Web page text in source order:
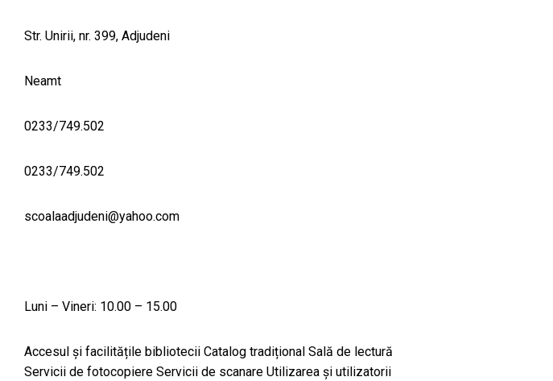
Str. Unirii, nr. 399, Adjudeni
Neamt
0233/749.502
0233/749.502
scoalaadjudeni@yahoo.com
Luni – Vineri: 10.00 – 15.00
Accesul și facilitățile bibliotecii Catalog tradițional Sală de lectură
Servicii de fotocopiere Servicii de scanare Utilizarea și utilizatorii